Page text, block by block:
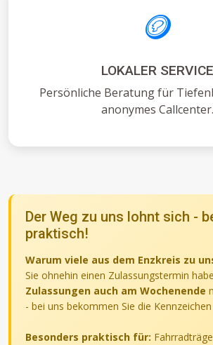
🪙
LOKALER SERVICE
Persönliche Beratung für
anonymes Callcenter.
Der Weg zu uns lohnt sich -
praktisch!
Warum viele aus dem Enzkreis zu
Sie ohnehin einen Zulassungstermin
Zulassungen auch am Wochenende
- bei uns bekommen Sie die
Besonders praktisch für: